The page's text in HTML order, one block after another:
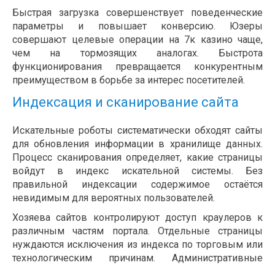
Быстрая загрузка совершенствует поведенческие
параметры и повышает конверсию. Юзеры
совершают целевые операции на 7к казино чаще,
чем на тормозящих аналогах. Быстрота
функционирования превращается конкурентным
преимуществом в борьбе за интерес посетителей.
Индексация и сканирование сайта
Искательные роботы систематически обходят сайты
для обновления информации в хранилище данных.
Процесс сканирования определяет, какие страницы
войдут в индекс искательной системы. Без
правильной индексации содержимое остаётся
невидимым для вероятных пользователей.
Хозяева сайтов контролируют доступ краулеров к
различным частям портала. Отдельные страницы
нуждаются исключения из индекса по торговым или
технологическим причинам. Административные